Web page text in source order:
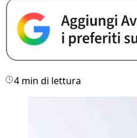
4 min di lettura